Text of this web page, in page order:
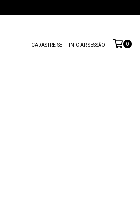
CADASTRE-SE INICIAR SESSÃO 0